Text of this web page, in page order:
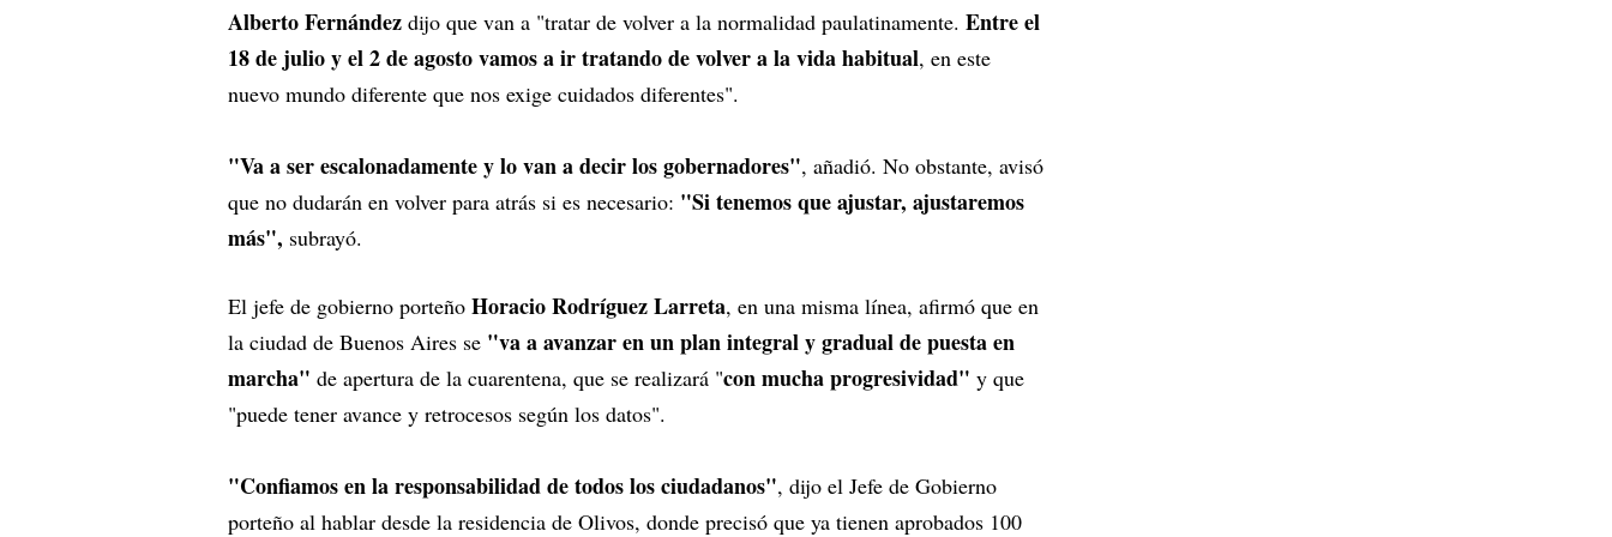
Alberto Fernández dijo que van a "tratar de volver a la normalidad paulatinamente. Entre el
18 de julio y el 2 de agosto vamos a ir tratando de volver a la vida habitual, en este
nuevo mundo diferente que nos exige cuidados diferentes".
"Va a ser escalonadamente y lo van a decir los gobernadores", añadió. No obstante, avisó
que no dudarán en volver para atrás si es necesario: "Si tenemos que ajustar, ajustaremos
más", subrayó.
El jefe de gobierno porteño Horacio Rodríguez Larreta, en una misma línea, afirmó que en
la ciudad de Buenos Aires se "va a avanzar en un plan integral y gradual de puesta en
marcha" de apertura de la cuarentena, que se realizará "con mucha progresividad" y que
"puede tener avance y retrocesos según los datos".
"Confiamos en la responsabilidad de todos los ciudadanos", dijo el Jefe de Gobierno
porteño al hablar desde la residencia de Olivos, donde precisó que ya tienen aprobados 100